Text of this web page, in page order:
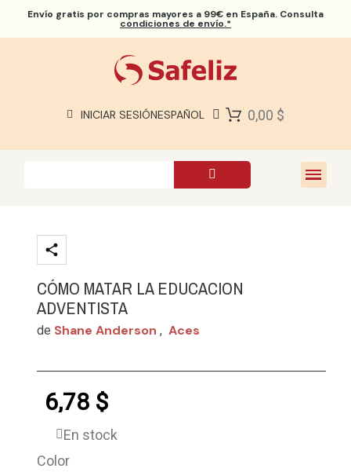
Envío gratis por compras mayores a 99€ en España. Consulta
condiciones de envío.*
INICIAR SESIÓNESPAÑOL 0,00 $
CÓMO MATAR LA EDUCACION
ADVENTISTA
de Shane Anderson , Aces
6,78 $
En stock
Color